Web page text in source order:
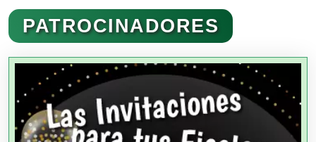
Administración de Empresas
Agencias Aduanales
Agencias de Autos
PATROCINADORES